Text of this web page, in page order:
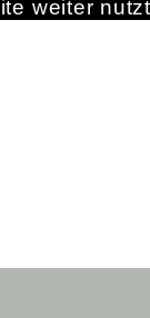
weiter